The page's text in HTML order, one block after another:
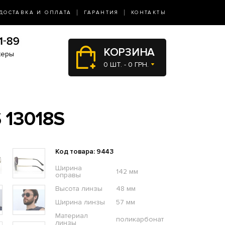
И ОПЛАТА ГАРАНТИЯ КОНТАКТЫ
КОРЗИНА
0 ШТ. - 0 ГРН.
Код товара: 9443
Ширина
оправы
142 мм
Высота линзы
48 мм
Ширина линзы
57 мм
Материал
линзы
поликарбонат